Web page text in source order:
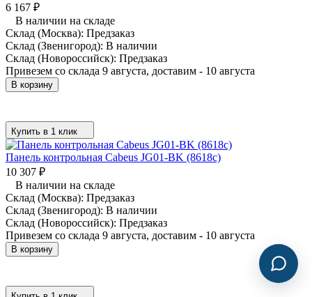
6 167 ₽
В наличии на складе
Склад (Москва): Предзаказ
Склад (Звенигород): В наличии
Склад (Новороссийск): Предзаказ
Привезем со склада 9 августа, доставим - 10 августа
В корзину
Купить в 1 клик
Панель контрольная Cabeus JG01-BK (8618c)
10 307 ₽
В наличии на складе
Склад (Москва): Предзаказ
Склад (Звенигород): В наличии
Склад (Новороссийск): Предзаказ
Привезем со склада 9 августа, доставим - 10 августа
В корзину